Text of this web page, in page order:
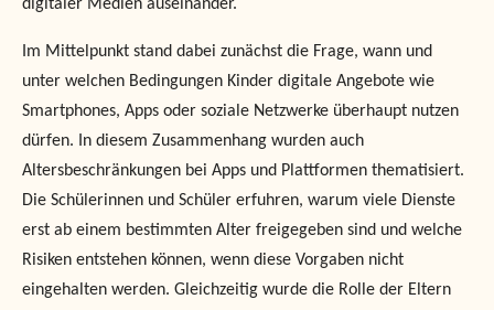
digitaler Medien auseinander.
Im Mittelpunkt stand dabei zunächst die Frage, wann und
unter welchen Bedingungen Kinder digitale Angebote wie
Smartphones, Apps oder soziale Netzwerke überhaupt nutzen
dürfen. In diesem Zusammenhang wurden auch
Altersbeschränkungen bei Apps und Plattformen thematisiert.
Die Schülerinnen und Schüler erfuhren, warum viele Dienste
erst ab einem bestimmten Alter freigegeben sind und welche
Risiken entstehen können, wenn diese Vorgaben nicht
eingehalten werden. Gleichzeitig wurde die Rolle der Eltern